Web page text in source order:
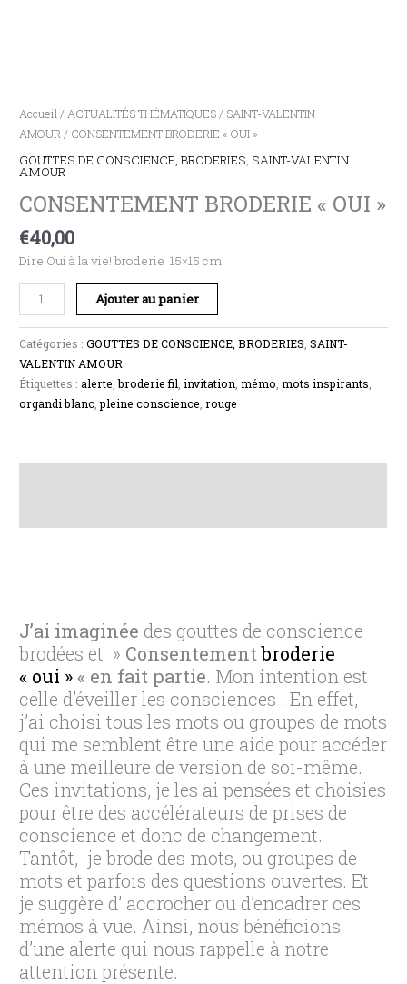
Accueil / ACTUALITÉS THÉMATIQUES / SAINT-VALENTIN
AMOUR / CONSENTEMENT BRODERIE « OUI »
GOUTTES DE CONSCIENCE, BRODERIES, SAINT-VALENTIN
AMOUR
CONSENTEMENT BRODERIE « OUI »
€40,00
Dire Oui à la vie! broderie 15×15 cm.
Ajouter au panier
Catégories :GOUTTES DE CONSCIENCE, BRODERIES,SAINT-
VALENTIN AMOUR
Étiquettes :alerte,broderie fil,invitation,mémo,mots inspirants,
organdi blanc,pleine conscience,rouge
J’ai imaginée des gouttes de conscience
brodées et » Consentementbroderie
« oui » « en fait partie. Mon intention est
celle d’éveiller les consciences . En effet,
j’ai choisi tous les mots ou groupes de mots
qui me semblent être une aide pour accéder
à une meilleure de version de soi-même.
Ces invitations, je les ai pensées et choisies
pour être des accélérateurs de prises de
conscience et donc de changement.
Tantôt, je brode des mots, ou groupes de
mots et parfois des questions ouvertes. Et
je suggère d’ accrocher ou d’encadrer ces
mémos à vue. Ainsi, nous bénéficions
d’une alerte qui nous rappelle à notre
attention présente.